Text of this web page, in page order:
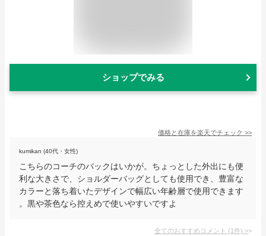
ショップでみる
価格と在庫を楽天でチェック >>
kumikan (40代・女性)
こちらのコーチのバックはいかが。ちょっとした外出にも便
利な大きさで、ショルダーバッグとしても使用でき、豊富な
カラーと落ち着いたデザインで幅広い年齢層で使用できます
。黒や茶色なら控えめで使いやすいですよ
全てのおすすめコメント (1件) >